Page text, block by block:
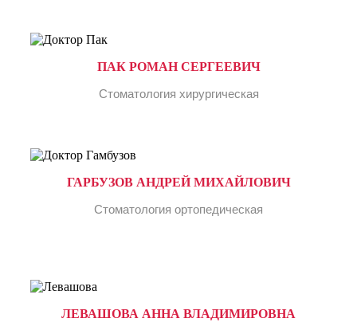
ПАК РОМАН СЕРГЕЕВИЧ
Стоматология хирургическая
ГАРБУЗОВ АНДРЕЙ МИХАЙЛОВИЧ
Стоматология ортопедическая
ЛЕВАШОВА АННА ВЛАДИМИРОВНА